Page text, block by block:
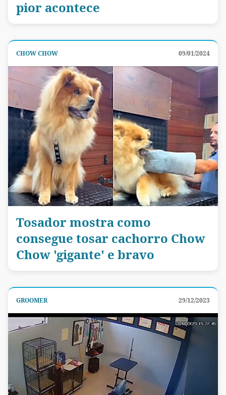
pior acontece
CHOW CHOW 09/01/2024
Tosador mostra como
consegue tosar cachorro Chow
Chow 'gigante' e bravo
GROOMER 29/12/2023